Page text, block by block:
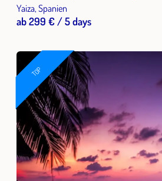
Yaiza, Spanien
ab 299 € / 5 days
TOP